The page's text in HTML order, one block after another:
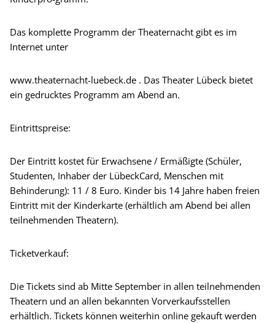
Das komplette Programm der Theaternacht gibt es im
Internet unter
www.theaternacht-luebeck.de . Das Theater Lübeck bietet
ein gedrucktes Programm am Abend an.
Eintrittspreise:
Der Eintritt kostet für Erwachsene / Ermäßigte (Schüler,
Studenten, Inhaber der LübeckCard, Menschen mit
Behinderung): 11 / 8 Euro. Kinder bis 14 Jahre haben freien
Eintritt mit der Kinderkarte (erhältlich am Abend bei allen
teilnehmenden Theatern).
Ticketverkauf:
Die Tickets sind ab Mitte September in allen teilnehmenden
Theatern und an allen bekannten Vorverkaufsstellen
erhältlich. Tickets können weiterhin online gekauft werden